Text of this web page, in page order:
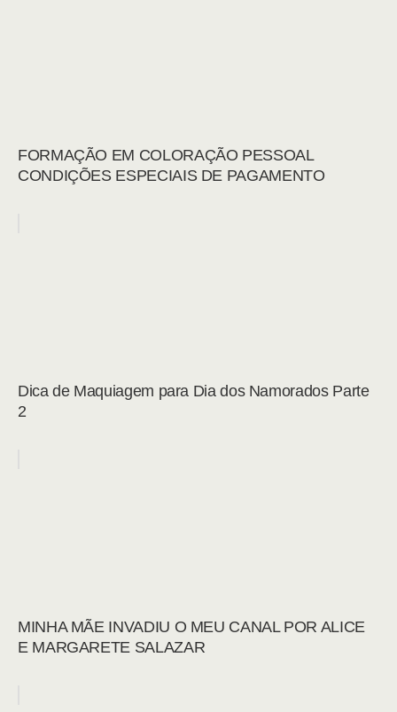
FORMAÇÃO EM COLORAÇÃO PESSOAL
CONDIÇÕES ESPECIAIS DE PAGAMENTO
Dica de Maquiagem para Dia dos Namorados Parte
2
MINHA MÃE INVADIU O MEU CANAL POR ALICE
E MARGARETE SALAZAR